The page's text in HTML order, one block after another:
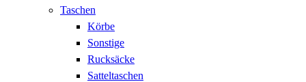
Taschen
Körbe
Sonstige
Rucksäcke
Satteltaschen